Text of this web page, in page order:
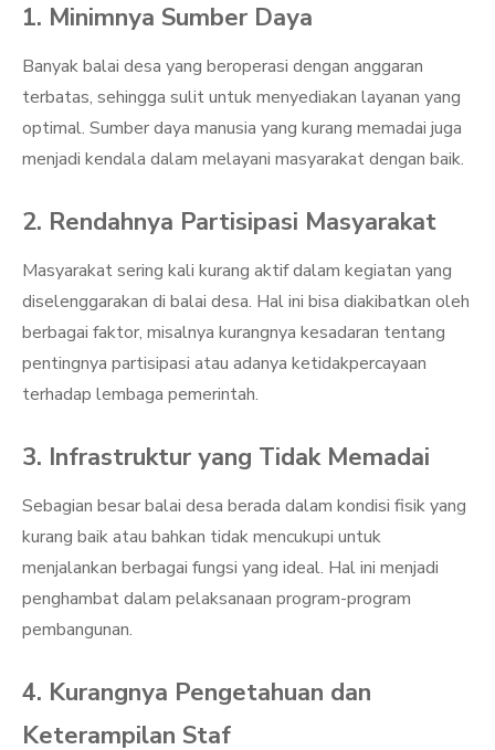
1. Minimnya Sumber Daya
Banyak balai desa yang beroperasi dengan anggaran
terbatas, sehingga sulit untuk menyediakan layanan yang
optimal. Sumber daya manusia yang kurang memadai juga
menjadi kendala dalam melayani masyarakat dengan baik.
2. Rendahnya Partisipasi Masyarakat
Masyarakat sering kali kurang aktif dalam kegiatan yang
diselenggarakan di balai desa. Hal ini bisa diakibatkan oleh
berbagai faktor, misalnya kurangnya kesadaran tentang
pentingnya partisipasi atau adanya ketidakpercayaan
terhadap lembaga pemerintah.
3. Infrastruktur yang Tidak Memadai
Sebagian besar balai desa berada dalam kondisi fisik yang
kurang baik atau bahkan tidak mencukupi untuk
menjalankan berbagai fungsi yang ideal. Hal ini menjadi
penghambat dalam pelaksanaan program-program
pembangunan.
4. Kurangnya Pengetahuan dan
Keterampilan Staf